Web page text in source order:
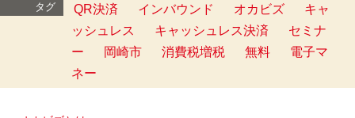
タグ QR決済 インバウンド オカビズ
キャ
ッシュレス
キャッシュレス決済
セミナ
ー
岡崎市 消費税増税 無料
電子マ
ネー